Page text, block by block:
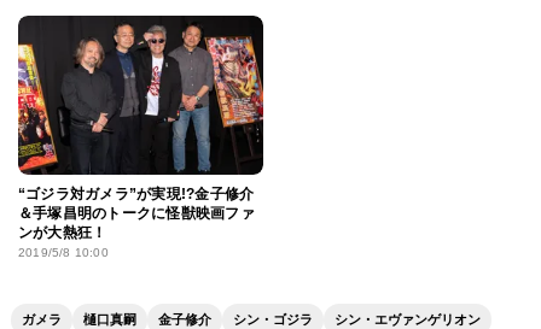
“ゴジラ対ガメラ”が実現!?金子修介
＆手塚昌明のトークに怪獣映画ファ
ンが大熱狂！
2019/5/8 10:00
ガメラ 樋口真嗣 金子修介 シン・ゴジラ シン・エヴァンゲリオン